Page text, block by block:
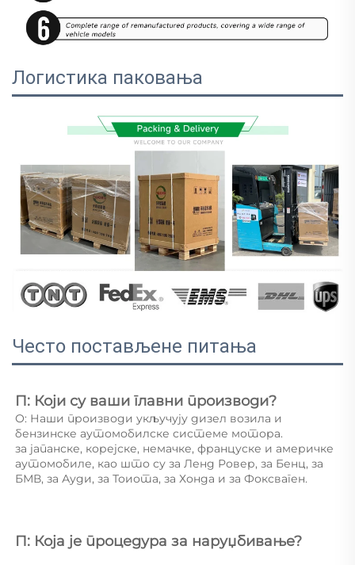
Логистика паковања
Често постављене питања
П: Који су ваши главни производи?
О: Наши производи укључују дизел возила и
бензинске аутомобилске системе мотора.
за јапанске, корејске, немачке, француске и америчке
аутомобиле, као што су за Ленд Ровер, за Бенц, за
БМВ, за Ауди, за Тоиота, за Хонда и за Фоксваген.
П: Која је процедура за наруџбивање?